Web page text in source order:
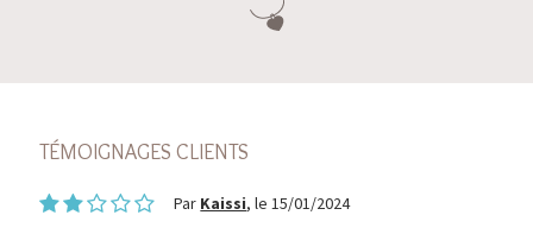
TÉMOIGNAGES CLIENTS
Par Kaissi, le 15/01/2024